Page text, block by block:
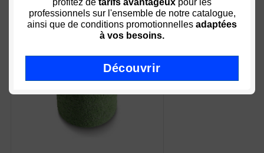
professionnels sur l'ensemble de notre catalogue,
ainsi que de conditions promotionnelles adaptées
à vos besoins.
Découvrir